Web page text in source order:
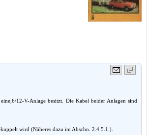
12-V-Anlage besitzt. Die Kabel beider Anlagen sind
wird (Näheres dazu im Abschn. 2.4.5.1.).